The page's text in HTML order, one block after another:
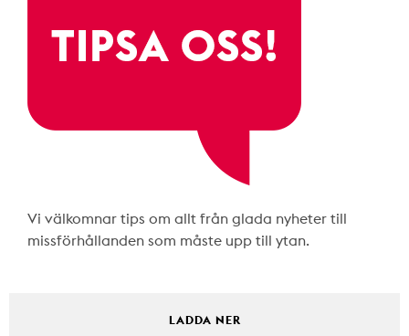
Vi välkomnar tips om allt från glada nyheter till
missförhållanden som måste upp till ytan.
LADDA NER